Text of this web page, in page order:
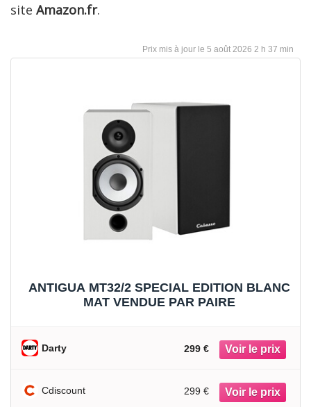
site Amazon.fr.
5 août 2026 2 h 37 min
ANTIGUA MT32/2 SPECIAL EDITION BLANC
MAT VENDUE PAR PAIRE
Darty 299 €
Cdiscount 299 €